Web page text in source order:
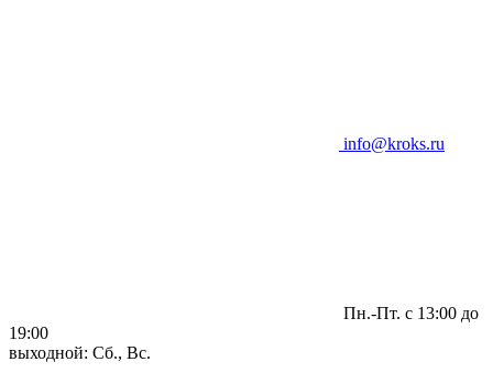
info@kroks.ru
Пн.-Пт. с 13:00 до
19:00
выходной: Сб., Вс.